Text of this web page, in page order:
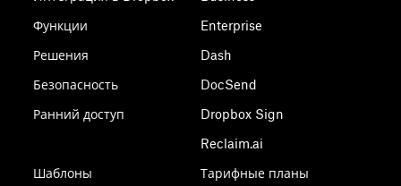
Функции
Решения
Безопасность
Ранний доступ
Шаблоны
Enterprise
Dash
DocSend
Dropbox Sign
Reclaim.ai
Тарифные планы